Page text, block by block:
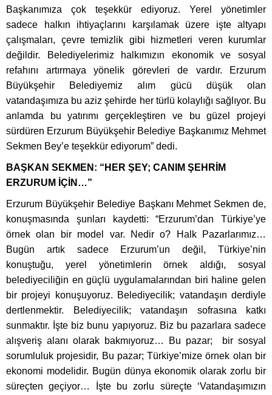
Başkanımıza çok teşekkür ediyoruz. Yerel yönetimler
sadece halkın ihtiyaçlarını karşılamak üzere işte altyapı
çalışmaları, çevre temizlik gibi hizmetleri veren kurumlar
değildir. Belediyelerimiz halkımızın ekonomik ve sosyal
refahını artırmaya yönelik görevleri de vardır. Erzurum
Büyükşehir Belediyemiz alım gücü düşük olan
vatandaşımıza bu aziz şehirde her türlü kolaylığı sağlıyor. Bu
anlamda bu yatırımı gerçekleştiren ve bu güzel projeyi
sürdüren Erzurum Büyükşehir Belediye Başkanımız Mehmet
Sekmen Bey’e teşekkür ediyorum” dedi.
BAŞKAN SEKMEN: “HER ŞEY; CANIM ŞEHRİM
ERZURUM İÇİN…”
Erzurum Büyükşehir Belediye Başkanı Mehmet Sekmen de,
konuşmasında şunları kaydetti: “Erzurum’dan Türkiye’ye
örnek olan bir model var. Nedir o? Halk Pazarlarımız…
Bugün artık sadece Erzurum’un değil, Türkiye’nin
konuştuğu, yerel yönetimlerin örnek aldığı, sosyal
belediyeciliğin en güçlü uygulamalarından biri haline gelen
bir projeyi konuşuyoruz. Belediyecilik; vatandaşın derdiyle
dertlenmektir. Belediyecilik; vatandaşın sofrasına katkı
sunmaktır. İşte biz bunu yapıyoruz. Biz bu pazarlara sadece
alışveriş alanı olarak bakmıyoruz… Bu pazar; bir sosyal
sorumluluk projesidir, Bu pazar; Türkiye’mize örnek olan bir
ekonomi modelidir. Bugün dünya ekonomik olarak zorlu bir
süreçten geçiyor… İşte bu zorlu süreçte ‘Vatandaşımızın